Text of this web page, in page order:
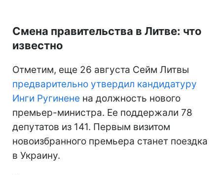
Смена правительства в Литве: что
известно
Отметим, еще 26 августа Сейм Литвы
предварительно утвердил кандидатуру
Инги Ругинене на должность нового
премьер-министра. Ее поддержали 78
депутатов из 141. Первым визитом
новоизбранного премьера станет поездка
в Украину.